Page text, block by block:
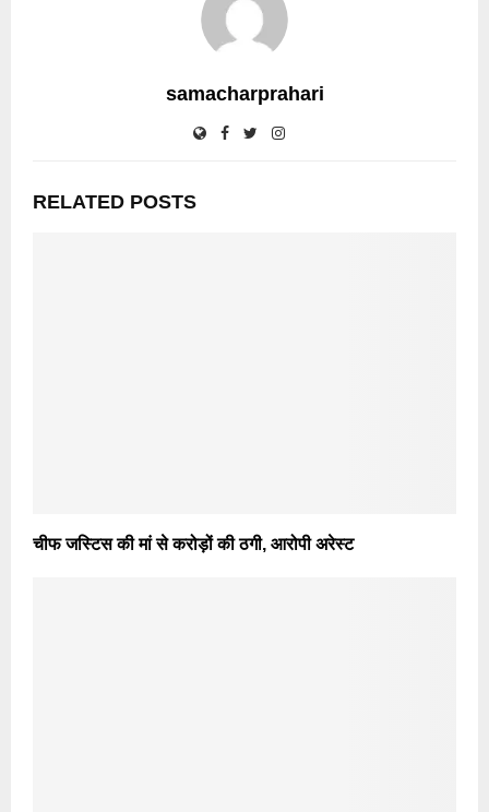
samacharprahari
RELATED POSTS
चीफ जस्टिस की मां से करोड़ों की ठगी, आरोपी अरेस्ट